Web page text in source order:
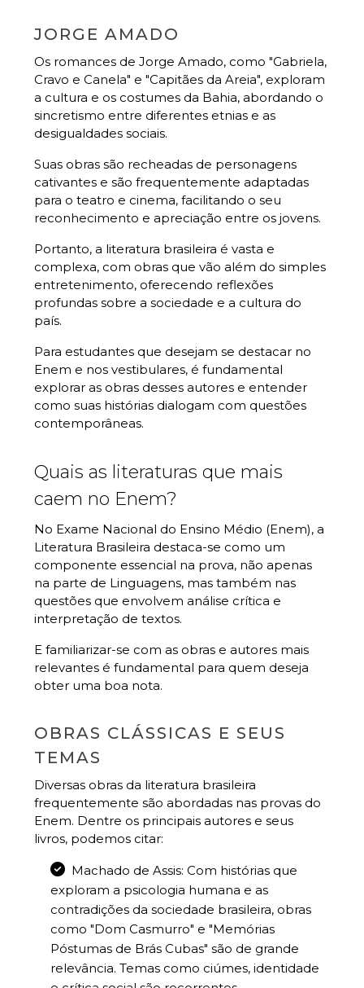
JORGE AMADO
Os romances de Jorge Amado, como "Gabriela,
Cravo e Canela" e "Capitães da Areia", exploram
a cultura e os costumes da Bahia, abordando o
sincretismo entre diferentes etnias e as
desigualdades sociais.
Suas obras são recheadas de personagens
cativantes e são frequentemente adaptadas
para o teatro e cinema, facilitando o seu
reconhecimento e apreciação entre os jovens.
Portanto, a literatura brasileira é vasta e
complexa, com obras que vão além do simples
entretenimento, oferecendo reflexões
profundas sobre a sociedade e a cultura do
país.
Para estudantes que desejam se destacar no
Enem e nos vestibulares, é fundamental
explorar as obras desses autores e entender
como suas histórias dialogam com questões
contemporâneas.
Quais as literaturas que mais
caem no Enem?
No Exame Nacional do Ensino Médio (Enem), a
Literatura Brasileira destaca-se como um
componente essencial na prova, não apenas
na parte de Linguagens, mas também nas
questões que envolvem análise crítica e
interpretação de textos.
E familiarizar-se com as obras e autores mais
relevantes é fundamental para quem deseja
obter uma boa nota.
OBRAS CLÁSSICAS E SEUS
TEMAS
Diversas obras da literatura brasileira
frequentemente são abordadas nas provas do
Enem. Dentre os principais autores e seus
livros, podemos citar:
Machado de Assis: Com histórias que
exploram a psicologia humana e as
contradições da sociedade brasileira, obras
como "Dom Casmurro" e "Memórias
Póstumas de Brás Cubas" são de grande
relevância. Temas como ciúmes, identidade